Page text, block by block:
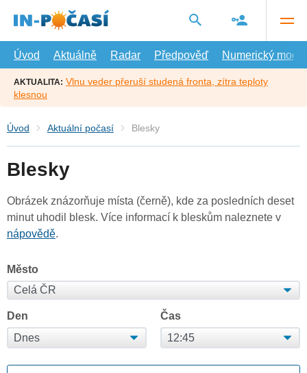
hlavní
Úvod
Aktuálně Radar Předpověď Numerický model
AKTUALITA: Vlnu veder přeruší studená fronta, zítra teploty
klesnou
Úvod Aktuální počasí Blesky
Blesky
Obrázek znázorňuje místa (černě), kde za posledních deset
minut uhodil blesk. Více informací k bleskům naleznete v
nápovědě.
Město
Den Čas